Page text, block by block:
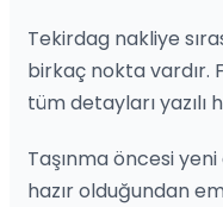
Tekirdag nakliye
birkaç nokta vardır.
tüm detayları yazılı
Taşınma öncesi
hazır olduğundan